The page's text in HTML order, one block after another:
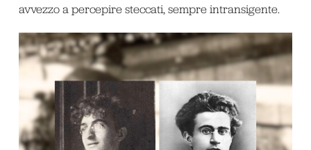
avvezzo a percepire steccati, sempre intransigente.